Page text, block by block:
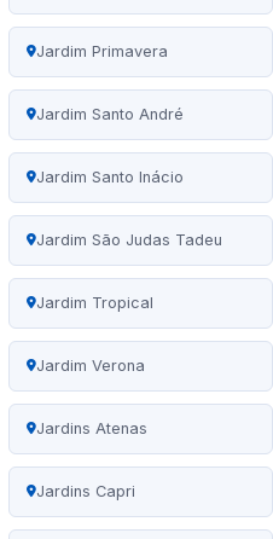
Jardim Primavera
Jardim Santo André
Jardim Santo Inácio
Jardim São Judas Tadeu
Jardim Tropical
Jardim Verona
Jardins Atenas
Jardins Capri